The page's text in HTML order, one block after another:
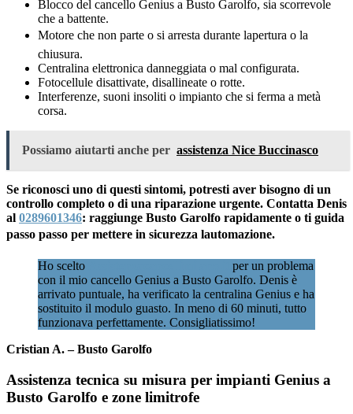
Blocco del cancello Genius a Busto Garolfo, sia scorrevole
che a battente.
Motore che non parte o si arresta durante lapertura o la
chiusura.
Centralina elettronica danneggiata o mal configurata.
Fotocellule disattivate, disallineate o rotte.
Interferenze, suoni insoliti o impianto che si ferma a metà
corsa.
Possiamo aiutarti anche per assistenza Nice Buccinasco
Se riconosci uno di questi sintomi, potresti aver bisogno di un
controllo completo o di una riparazione urgente. Contatta Denis
al 0289601346: raggiunge Busto Garolfo rapidamente o ti guida
passo passo per mettere in sicurezza lautomazione.
Ho scelto
per un problema
con il mio cancello Genius a Busto Garolfo. Denis è
arrivato puntuale, ha verificato la centralina Genius e ha
sostituito il modulo guasto. In meno di 60 minuti, tutto
funzionava perfettamente. Consigliatissimo!
Cristian A. – Busto Garolfo
Assistenza tecnica su misura per impianti Genius a
Busto Garolfo e zone limitrofe